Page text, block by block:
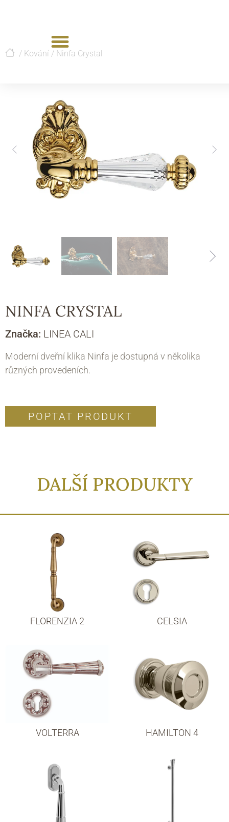
/ Kování / Ninfa Crystal
NINFA CRYSTAL
Značka: LINEA CALI
Moderní dveřní klika Ninfa je dostupná v několika
různých provedeních.
POPTAT PRODUKT
DALŠÍ PRODUKTY
FLORENZIA 2 CELSIA
VOLTERRA HAMILTON 4